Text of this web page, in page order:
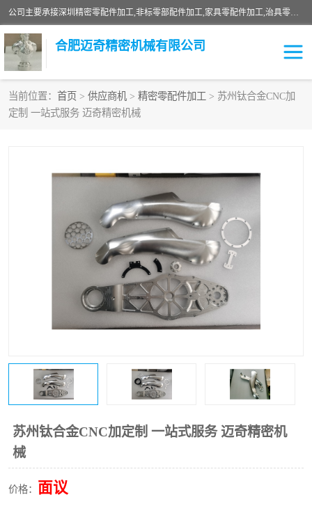
公司主要承接深圳精密零配件加工,非标零部配件加工,家具零配件加工,治具零配件加工,安徽精密零配件加工等各种各种精密机械加工，欢迎来来电咨询！
合肥迈奇精密机械有限公司
当前位置： 首页 > 供应商机 > 精密零配件加工 > 苏州钛合金CNC加
定制 一站式服务 迈奇精密机械
苏州钛合金CNC加定制 一站式服务 迈奇精密机
械
价格： 面议
铣床加工
数控精密机加工
零部件机加工 机床零件加工
数控机床加工